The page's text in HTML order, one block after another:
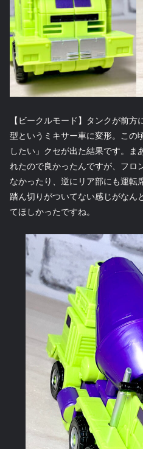
【ビークルモード】タンクが前
型というミキサー車に変形。この
したい」クセが出た結果です。ま
れたので良かったんですが、フロ
なかったり、逆にリア部にも運転
踏ん切りがついてない感じがなん
てほしかったですね。